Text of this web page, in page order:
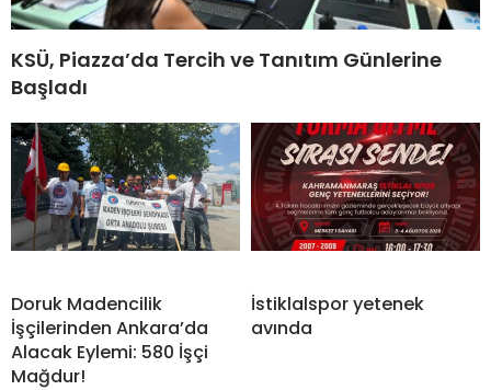
KSÜ, Piazza’da Tercih ve Tanıtım Günlerine
Başladı
Doruk Madencilik
İşçilerinden Ankara’da
Alacak Eylemi: 580 İşçi
Mağdur!
İstiklalspor yetenek
avında